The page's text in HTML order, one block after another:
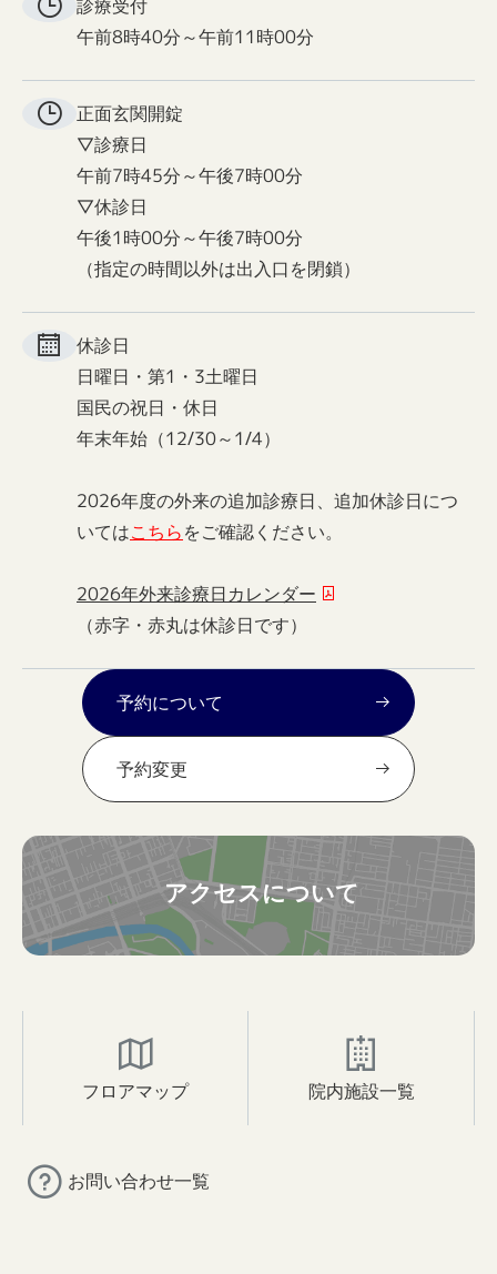
診療受付
午前8時40分～午前11時00分
正面玄関開錠
▽診療日
午前7時45分～午後7時00分
▽休診日
午後1時00分～午後7時00分
（指定の時間以外は出入口を閉鎖）
休診日
日曜日・第1・3土曜日
国民の祝日・休日
年末年始（12/30～1/4）
2026年度の外来の追加診療日、追加休診日につ
いてはこちらをご確認ください。
2026年外来診療日カレンダー
（赤字・赤丸は休診日です）
予約について
予約変更
アクセスについて
フロアマップ 院内施設一覧
お問い合わせ一覧